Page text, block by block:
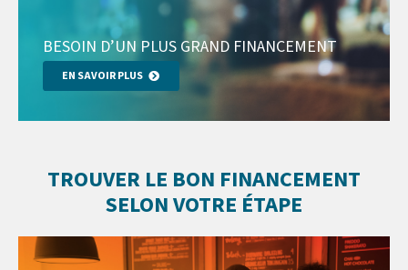
BESOIN D’UN PLUS GRAND FINANCEMENT
EN SAVOIR PLUS
TROUVER LE BON FINANCEMENT
SELON VOTRE ÉTAPE